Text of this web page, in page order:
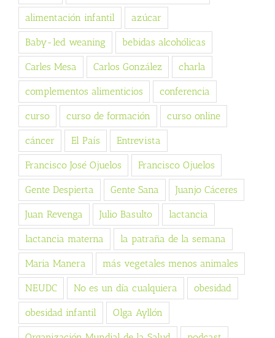
alimentación infantil azúcar
Baby-led weaning bebidas alcohólicas
Carles Mesa Carlos González charla
complementos alimenticios conferencia
curso curso de formación curso online
cáncer El País Entrevista
Francisco José Ojuelos Francisco Ojuelos
Gente Despierta Gente Sana Juanjo Cáceres
Juan Revenga Julio Basulto lactancia
lactancia materna la patraña de la semana
Maria Manera más vegetales menos animales
NEUDC No es un día cualquiera obesidad
obesidad infantil Olga Ayllón